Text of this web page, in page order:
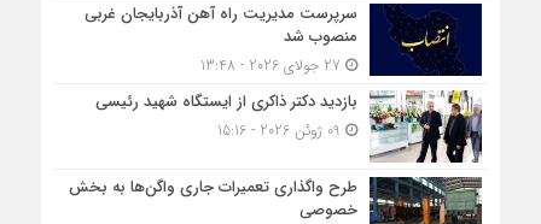
سرپرست مدیریت راه آهن آذربایجان غربی
منصوب شد
بازدید دکتر ذاکری از ایستگاه شهید رئیسی
طرح واگذاری تعمیرات جاری واگن‌ها به بخش
خصوصی